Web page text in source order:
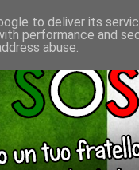
to deliver its
performance and
abuse.